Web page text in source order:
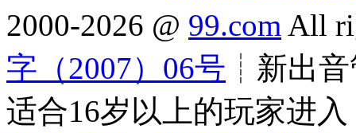
2000-2026 @ 99.com All
字（2007）06号 ┊新出
适合16岁以上的玩家进入